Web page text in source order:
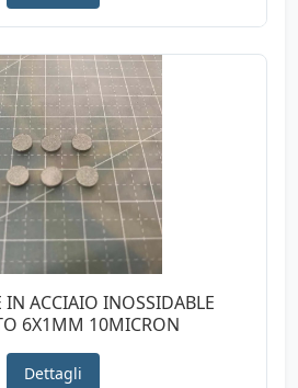
IN ACCIAIO INOSSIDABLE
6X1MM 10MICRON
Dettagli